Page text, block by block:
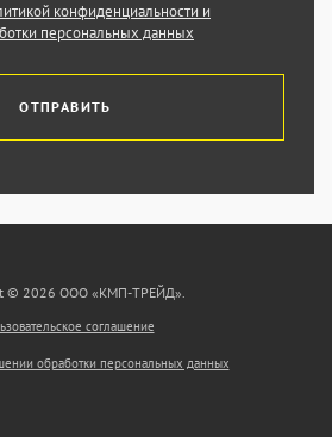
конфиденциальности и
персональных данных
ОТПРАВИТЬ
© 2026 ООО «КМП-ТРЕЙД».
соглашение
обработки персональных данных